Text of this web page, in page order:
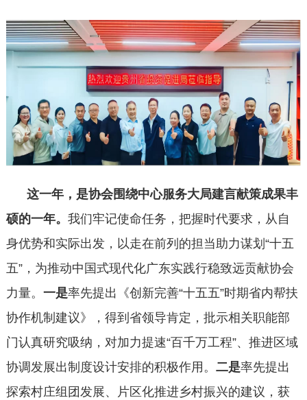
这一年，是协会围绕中心服务大局建言献策成果丰
硕的一年。 我们牢记使命任务，把握时代要求，从自
身优势和实际出发，以走在前列的担当助力谋划“十五
五”，为推动中国式现代化广东实践行稳致远贡献协会
力量。 一是率先提出《创新完善“十五五”时期省内帮扶
协作机制建议》，得到省领导肯定，批示相关职能部
门认真研究吸纳，对加力提速“百千万工程”、推进区域
协调发展出制度设计安排的积极作用。 二是率先提出
探索村庄组团发展、片区化推进乡村振兴的建议，获